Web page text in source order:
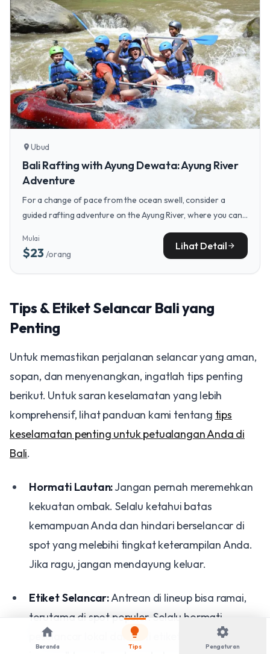
location_on Ubud
Bali Rafting with Ayung Dewata: Ayung River
Adventure
For a change of pace from the ocean swell, consider a
guided rafting adventure on the Ayung River, where you can
navigate gentle rapids and enjoy the lush, tranquil beauty of
Bali's interior.
Mulai
$23/orang
Lihat Detail arrow_forward
Tips & Etiket Selancar Bali yang
Penting
Untuk memastikan perjalanan selancar yang aman,
sopan, dan menyenangkan, ingatlah tips penting
berikut. Untuk saran keselamatan yang lebih
komprehensif, lihat panduan kami tentang tips
keselamatan penting untuk petualangan Anda di
Bali.
Hormati Lautan:Jangan pernah meremehkan
kekuatan ombak. Selalu ketahui batas
kemampuan Anda dan hindari berselancar di
spot yang melebihi tingkat keterampilan Anda.
Jika ragu, jangan mendayung keluar.
Etiket Selancar:Antrean di lineup bisa ramai,
terutama di spot populer. Selalu hormati
peselancar lokal dan ikuti etiket selancar dasar:
home
Beranda
lightbulb
Tips
settings
Pengaturan